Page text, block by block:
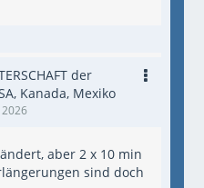
der
Kanada, Mexiko
2026
aber 2 x 10 min
sind doch